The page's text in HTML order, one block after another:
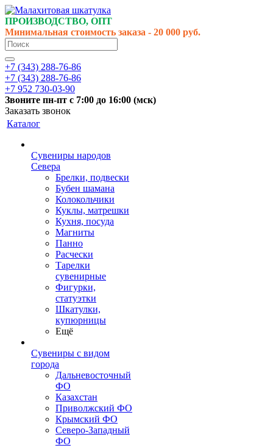
ПРОИЗВОДСТВО, ОПТ
Минимальная стоимость заказа - 20 000 руб.
+7 (343) 288-76-86
+7 (343) 288-76-86
+7 952 730-03-90
Звоните пн-пт с 7:00 до 16:00 (мск)
Заказать звонок
Каталог
Сувениры народов
Севера
Брелки, подвески
Бубен шамана
Колокольчики
Куклы, матрешки
Кухня, посуда
Магниты
Панно
Расчески
Тарелки
сувенирные
Фигурки,
статуэтки
Шкатулки,
купюрницы
Ещё
Сувениры с видом
города
Дальневосточный
ФО
Казахстан
Приволжский ФО
Крымский ФО
Северо-Западный
ФО